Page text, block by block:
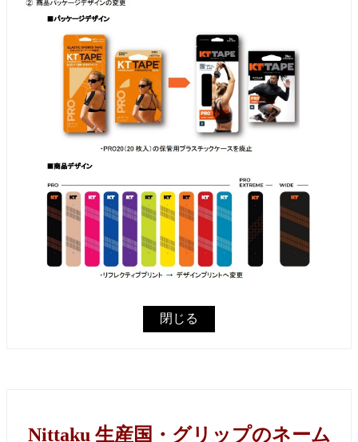
閉じる
Nittaku 生産国・グリップのネーム